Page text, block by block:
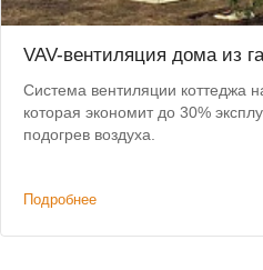
VAV-вентиляция дома из
Система вентиляции коттеджа
которая экономит до 30%
подогрев воздуха.
Подробнее